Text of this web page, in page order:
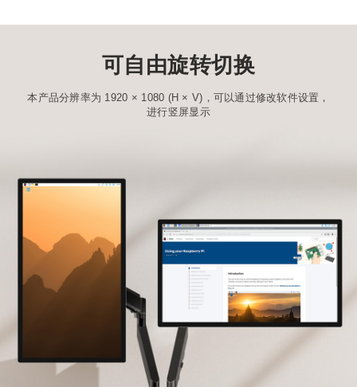
可自由旋转切换
本产品分辨率为 1920 × 1080 (H × V)，可以通过修改软件设置，
进行竖屏显示